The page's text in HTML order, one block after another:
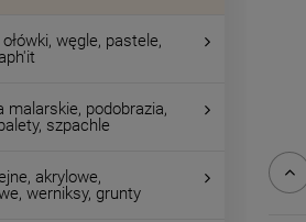
węgle, pastele,
malarskie, podobrazia,
szpachle
akrylowe,
werniksy, grunty